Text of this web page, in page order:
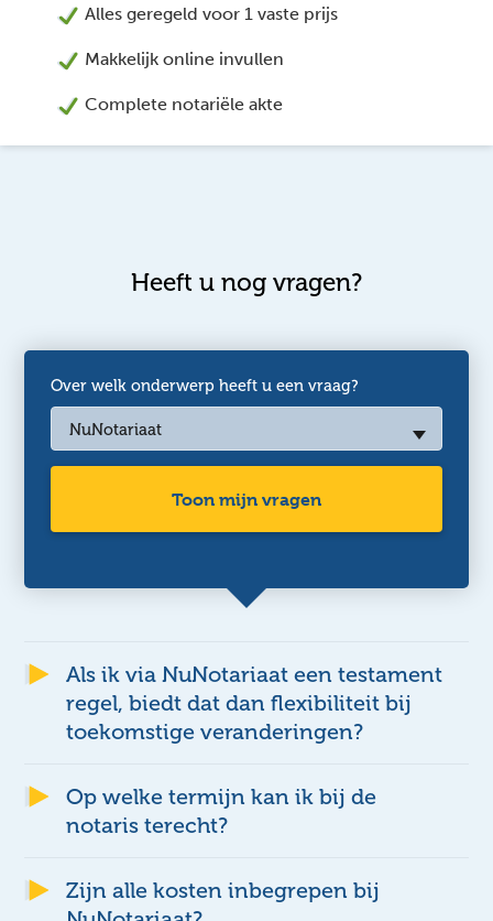
Alles geregeld voor 1 vaste prijs
Makkelijk online invullen
Complete notariële akte
Heeft u nog vragen?
Over welk onderwerp heeft u een vraag?
NuNotariaat
Toon mijn vragen
Als ik via NuNotariaat een testament
regel, biedt dat dan flexibiliteit bij
toekomstige veranderingen?
opvullegaat
Op welke termijn kan ik bij de
notaris terecht?
Zijn alle kosten inbegrepen bij